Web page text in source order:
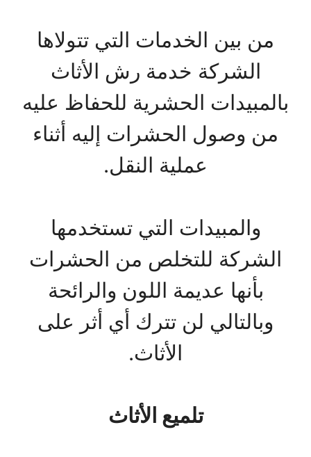
من بين الخدمات التي تتولاها
الشركة خدمة رش الأثاث
بالمبيدات الحشرية للحفاظ عليه
من وصول الحشرات إليه أثناء
عملية النقل.
والمبيدات التي تستخدمها
الشركة للتخلص من الحشرات
بأنها عديمة اللون والرائحة
وبالتالي لن تترك أي أثر على
الأثاث.
تلميع الأثاث